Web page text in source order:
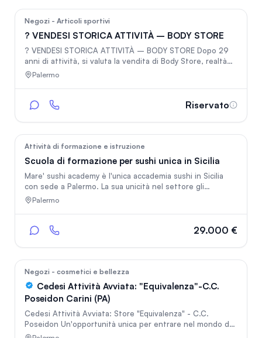
Negozi - Articoli sportivi
? VENDESI STORICA ATTIVITÀ – BODY STORE
? VENDESI STORICA ATTIVITÀ – BODY STORE Dopo 29
anni di attività, si valuta la vendita di Body Store, realtà
storica e conosciuta nel settore della nutrizione sportiva,
grazie a: ✔ 29 anni di presenza sul mercato
Palermo
Riservato
Attività di formazione e istruzione
Scuola di formazione per sushi unica in Sicilia
Mare' sushi academy è l'unica accademia sushi in Sicilia
con sede a Palermo. La sua unicità nel settore gli
permette di totalizzare ogni anno OTTIMI numero .
pratica e comprensivo di canali social e account
trattabile modalità di pagamento agevolata
Palermo
29.000 €
Negozi - cosmetici e bellezza
Cedesi Attività Avviata: "Equivalenza"-C.C.
Poseidon Carini (PA)
Cedesi Attività Avviata: Store "Equivalenza" - C.C.
Poseidon Un'opportunità unica per entrare nel mondo del
franchising leader della profumeria nel centro